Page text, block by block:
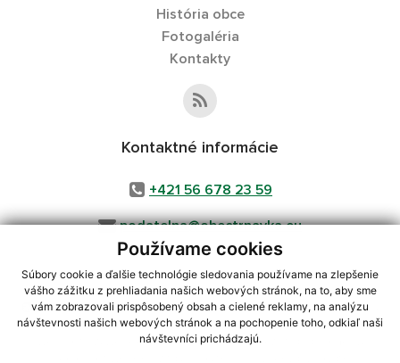
Používame cookies
Súbory cookie a ďalšie technológie sledovania používame na zlepšenie
vášho zážitku z prehliadania našich webových stránok, na to, aby sme
vám zobrazovali prispôsobený obsah a cielené reklamy, na analýzu
návštevnosti našich webových stránok a na pochopenie toho, odkiaľ naši
návštevníci prichádzajú.
História obce
Fotogaléria
Kontakty
Kontaktné informácie
+421 56 678 23 59
podatelna@obectrnavka.eu
využite možnosť získavania aktuálnych informácií s využitím RSS
CMS systém (redakčný) systém ECHELON 2,Mapa stránok,web portál
webex.digital, s.r.o.,domény,registrácia domény